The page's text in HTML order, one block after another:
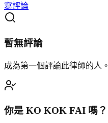
寫評論
暫無評論
成為第一個評論此律師的人。
你是 KO KOK FAI 嗎？